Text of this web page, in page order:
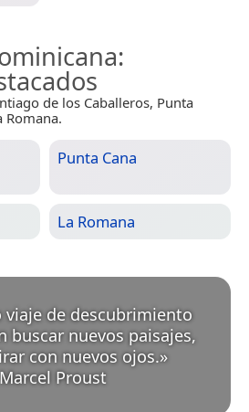
:
de los Caballeros, Punta
Romana.
Punta Cana
La Romana
viaje de descubrimiento
buscar nuevos paisajes,
con nuevos ojos.
Marcel Proust